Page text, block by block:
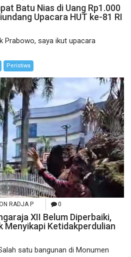
Batu Nias di Uang Rp1.000
Upacara HUT ke-81 RI
Prabowo, saya ikut upacara
Peristiwa
RADJA P 0
XII Belum Diperbaiki,
Menyikapi Ketidakperdulian
satu bangunan di Monumen